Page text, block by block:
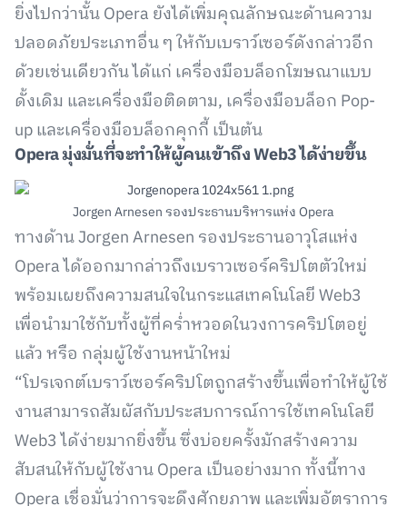
ยิ่งไปกว่านั้น Opera ยังได้เพิ่มคุณลักษณะด้านความ
ปลอดภัยประเภทอื่น ๆ ให้กับเบราว์เซอร์ดังกล่าวอีก
ด้วยเช่นเดียวกัน ได้แก่ เครื่องมือบล็อกโฆษณาแบบ
ดั้งเดิม และเครื่องมือติดตาม, เครื่องมือบล็อก Pop-
up และเครื่องมือบล็อกคุกกี้ เป็นต้น
Opera มุ่งมั่นที่จะทำให้ผู้คนเข้าถึง Web3 ได้ง่ายขึ้น
Jorgen Arnesen รองประธานบริหารแห่ง Opera
ทางด้าน Jorgen Arnesen รองประธานอาวุโสแห่ง
Opera ได้ออกมากล่าวถึงเบราวเซอร์คริปโตตัวใหม่
พร้อมเผยถึงความสนใจในกระแสเทคโนโลยี Web3
เพื่อนำมาใช้กับทั้งผู้ที่คร่ำหวอดในวงการคริปโตอยู่
แล้ว หรือ กลุ่มผู้ใช้งานหน้าใหม่
“โปรเจกต์เบราว์เซอร์คริปโตถูกสร้างขึ้นเพื่อทำให้ผู้ใช้
งานสามารถสัมผัสกับประสบการณ์การใช้เทคโนโลยี
Web3 ได้ง่ายมากยิ่งขึ้น ซึ่งบ่อยครั้งมักสร้างความ
สับสนให้กับผู้ใช้งาน Opera เป็นอย่างมาก ทั้งนี้ทาง
Opera เชื่อมั่นว่าการจะดึงศักยภาพ และเพิ่มอัตราการ